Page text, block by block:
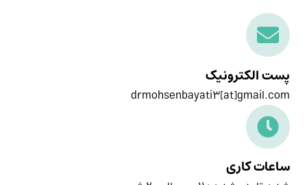
پست الکترونیک
drmohsenbayati3[at]gmail.com
ساعات کاری